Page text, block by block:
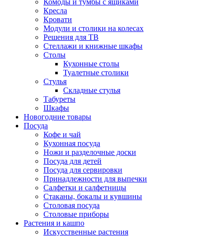
Кресла
Кровати
Модули и столики на колесах
Решения для ТВ
Стеллажи и книжные шкафы
Столы
Кухонные столы
Туалетные столики
Стулья
Складные стулья
Табуреты
Шкафы
Новогодние товары
Посуда
Кофе и чай
Кухонная посуда
Ножи и разделочные доски
Посуда для детей
Посуда для сервировки
Принадлежности для выпечки
Салфетки и салфетницы
Стаканы, бокалы и кувшины
Столовая посуда
Столовые приборы
Растения и кашпо
Искусственные растения